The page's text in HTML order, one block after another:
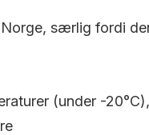
særlig fordi
(under -